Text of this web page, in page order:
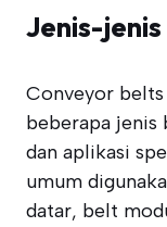
Jenis-
Conveyor
beberapa jenis
dan aplikasi
umum
datar, belt